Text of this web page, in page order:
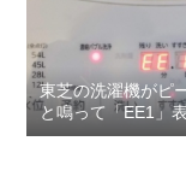
東芝の洗濯機がピ
と鳴って「EE1」